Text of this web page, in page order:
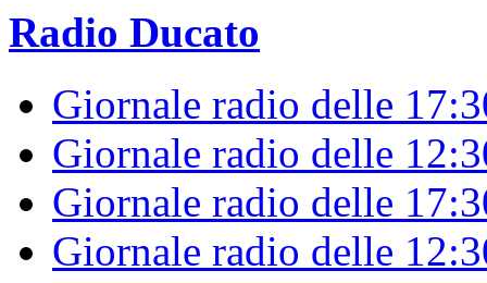
Radio Ducato
Giornale radio delle
Giornale radio delle
Giornale radio delle
Giornale radio delle